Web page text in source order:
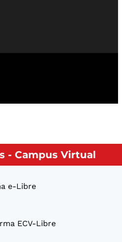
- Campus Virtual
e-Libre
ECV-Libre